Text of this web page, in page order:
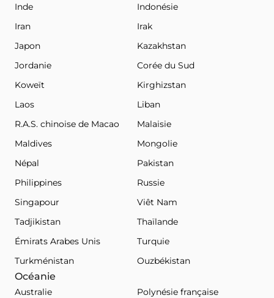
Inde
Indonésie
Iran
Irak
Japon
Kazakhstan
Jordanie
Corée du Sud
Koweït
Kirghizstan
Laos
Liban
R.A.S. chinoise de Macao
Malaisie
Maldives
Mongolie
Népal
Pakistan
Philippines
Russie
Singapour
Viêt Nam
Tadjikistan
Thaïlande
Émirats Arabes Unis
Turquie
Turkménistan
Ouzbékistan
Océanie
Australie
Polynésie française